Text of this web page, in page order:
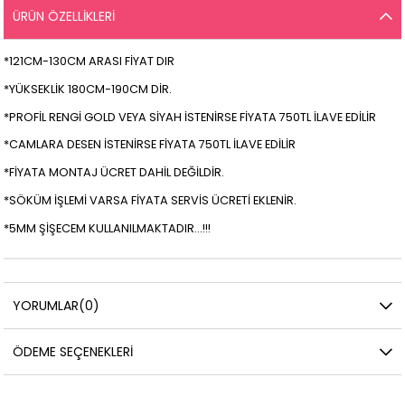
ÜRÜN ÖZELLIKLERI
*121CM-130CM ARASI FİYAT DIR
*YÜKSEKLİK 180CM-190CM DİR.
*PROFİL RENGİ GOLD VEYA SİYAH İSTENİRSE FİYATA 750TL İLAVE EDİLİR
*CAMLARA DESEN İSTENİRSE FİYATA 750TL İLAVE EDİLİR
*FİYATA MONTAJ ÜCRET DAHİL DEĞİLDİR.
*SÖKÜM İŞLEMİ VARSA FİYATA SERVİS ÜCRETİ EKLENİR.
*5MM ŞİŞECEM KULLANILMAKTADIR...!!!
YORUMLAR(0)
ÖDEME SEÇENEKLERI